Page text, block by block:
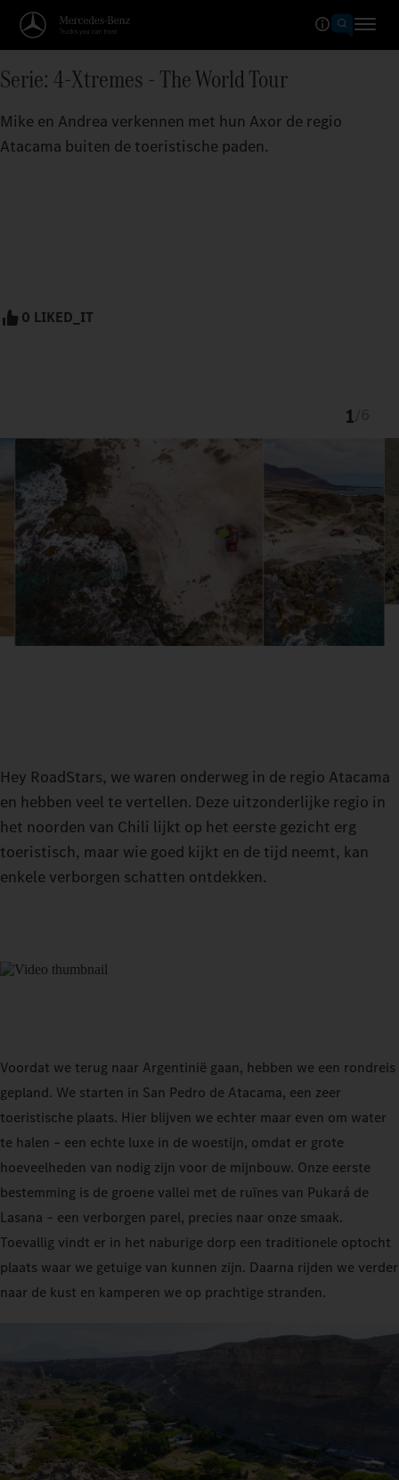
Serie: 4-Xtremes - The World Tour
Mike en Andrea verkennen met hun Axor de regio
Atacama buiten de toeristische paden.
0 LIKED_IT
1
Hey RoadStars, we waren onderweg in de regio Atacama
en hebben veel te vertellen. Deze uitzonderlijke regio in
het noorden van Chili lijkt op het eerste gezicht erg
toeristisch, maar wie goed kijkt en de tijd neemt, kan
enkele verborgen schatten ontdekken.
Voordat we terug naar Argentinië gaan, hebben we een rondreis
gepland. We starten in San Pedro de Atacama, een zeer
toeristische plaats. Hier blijven we echter maar even om water
te halen – een echte luxe in de woestijn, omdat er grote
hoeveelheden van nodig zijn voor de mijnbouw. Onze eerste
bestemming is de groene vallei met de ruïnes van Pukará de
Lasana – een verborgen parel, precies naar onze smaak.
Toevallig vindt er in het naburige dorp een traditionele optocht
plaats waar we getuige van kunnen zijn. Daarna rijden we verder
naar de kust en kamperen we op prachtige stranden.